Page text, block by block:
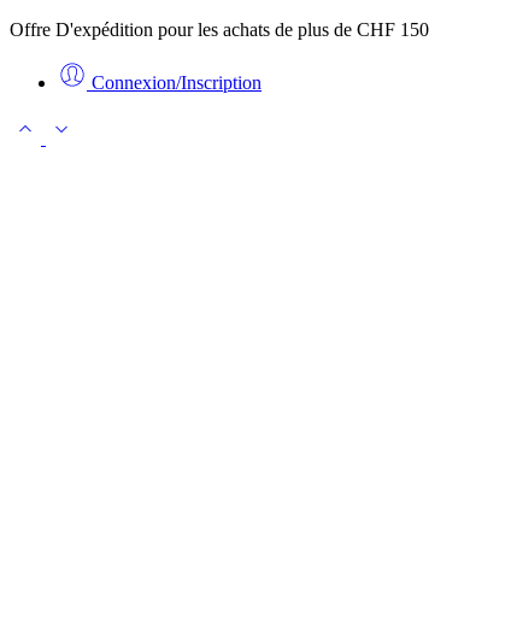
Offre D'expédition pour les achats de plus de CHF 150
Connexion/Inscription